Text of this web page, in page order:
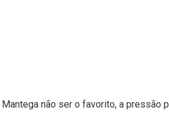
não ser o favorito, a pressão